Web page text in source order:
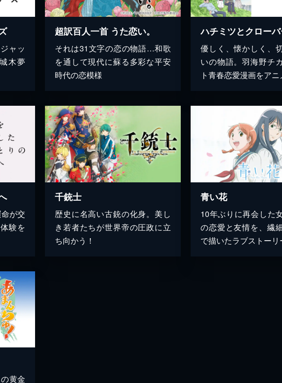
ャッ
木夢
超訳百人一首 うた恋い。
それは31文字の恋の物語…和歌
を通して現代に蘇る多彩な平安
時代の恋模様
ハチミツとクロー
優しく、懐かしく、
いの物語。羽海野チ
ト青春恋愛漫画をア
が交
験を
千銃士
歴史に名高い古銃の化身。美し
き若者たちが世界帝の圧政に立
ち向かう！
青い花
10年ぶりに再会した
の恋愛と友情を、繊
で描いたラブストーリ
黄金